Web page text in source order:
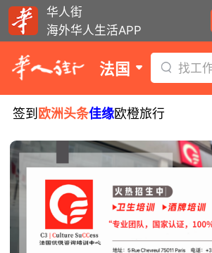
华人街
海外华人生活APP
法国 找工
签到 欧洲头条佳缘欧橙旅行